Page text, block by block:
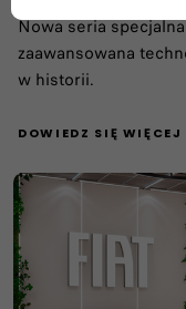
Nowa seria
zaawansowana
w historii.
DOWIEDZ SIĘ WIĘCEJ